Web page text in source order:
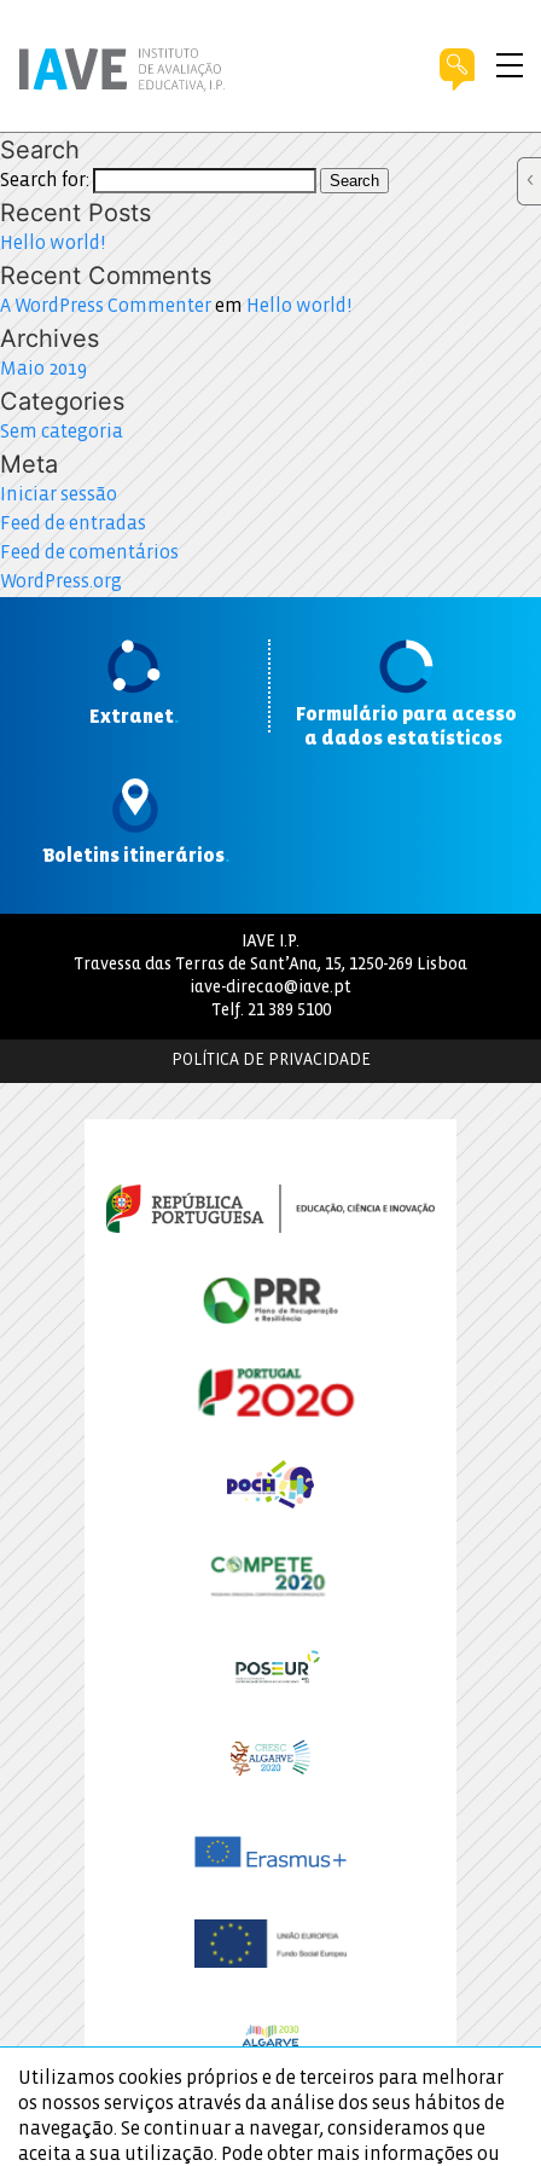
Search
Search for: Search
Recent Posts
Hello world!
Recent Comments
A WordPress Commenterem Hello world!
Archives
Maio 2019
Categories
Sem categoria
Meta
Iniciar sessão
Feed de entradas
Feed de comentários
WordPress.org
Extranet.
Formulário para acesso
a dados estatísticos
Boletins itinerários.
IAVE I.P.
Travessa das Terras de Sant’Ana, 15, 1250-269 Lisboa
iave-direcao@iave.pt
Telf. 21 389 5100
POLÍTICA DE PRIVACIDADE
Utilizamos cookies próprios e de terceiros para melhorar
os nossos serviços através da análise dos seus hábitos de
navegação. Se continuar a navegar, consideramos que
aceita a sua utilização. Pode obter mais informações ou